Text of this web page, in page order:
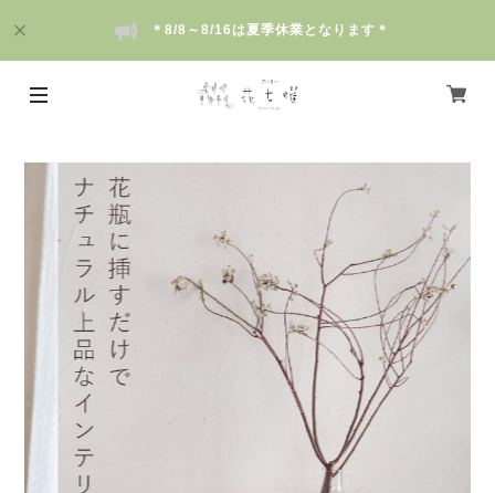
＊8/8～8/16は夏季休業となります＊